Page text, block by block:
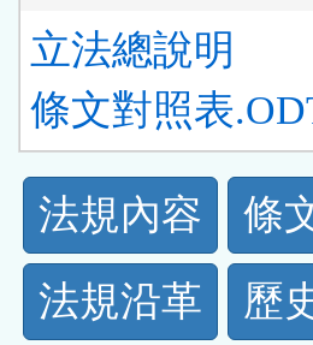
立法總說明
條文對照表
法
規
功
法規內容 條
法規沿革
歷